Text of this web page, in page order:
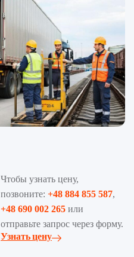
Чтобы узнать цену,
позвоните: +48 884 855 587,
+48 690 002 265 или
отправьте запрос через форму.
Узнать цену